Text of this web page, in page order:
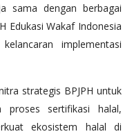
sama dengan berbagai
Edukasi Wakaf Indonesia
implementasi
strategis BPJPH untuk
proses sertifikasi halal,
ekosistem halal di